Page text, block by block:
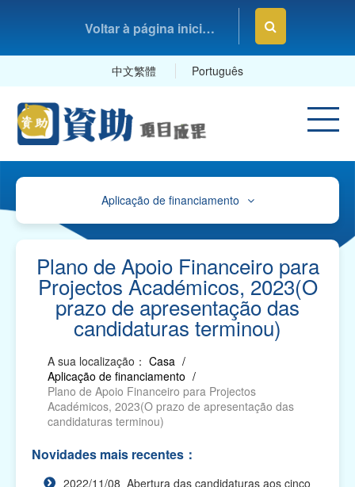
Voltar à página inicial da Fundação Macau
中文繁體 Português
Aplicação de financiamento
Avisos
Orienteações, Impressos e Exemplares
Orientações e Mapa de Referência sobre o
Plano de Contas
Impressos para "Pedidos de Apoio Financeiro" e
Exemplares
Relatório das Actividades Subsidiadas, Pedido
de Declaração, Pedido de Autorização para
Alterações e...
Impresso electrónico para requerer os apoios
financeiros
Plano de Apoio Financeiro para
Projectos Académicos, 2023(O
prazo de apresentação das
candidaturas terminou)
A sua localização： Casa /
Aplicação de financiamento /
Plano de Apoio Financeiro para Projectos
Académicos, 2023(O prazo de apresentação das
candidaturas terminou)
Novidades mais recentes：
2022/11/08 Abertura das candidaturas aos cinco